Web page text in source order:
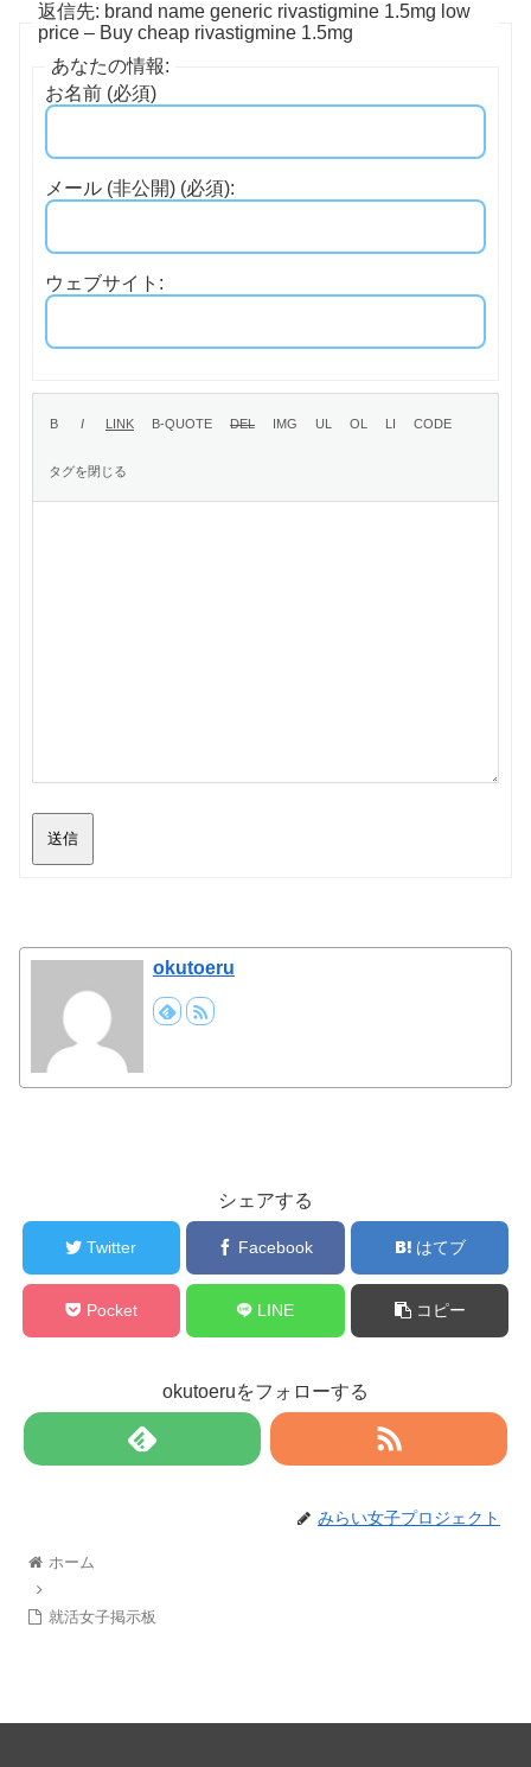
返信先: brand name generic rivastigmine 1.5mg low
price – Buy cheap rivastigmine 1.5mg
あなたの情報:
お名前 (必須)
メール (非公開) (必須):
ウェブサイト:
送信
okutoeru
シェアする
Twitter Facebook はてブ
Pocket LINE コピー
okutoeruをフォローする
みらい女子プロジェクト
ホーム
就活女子掲示板